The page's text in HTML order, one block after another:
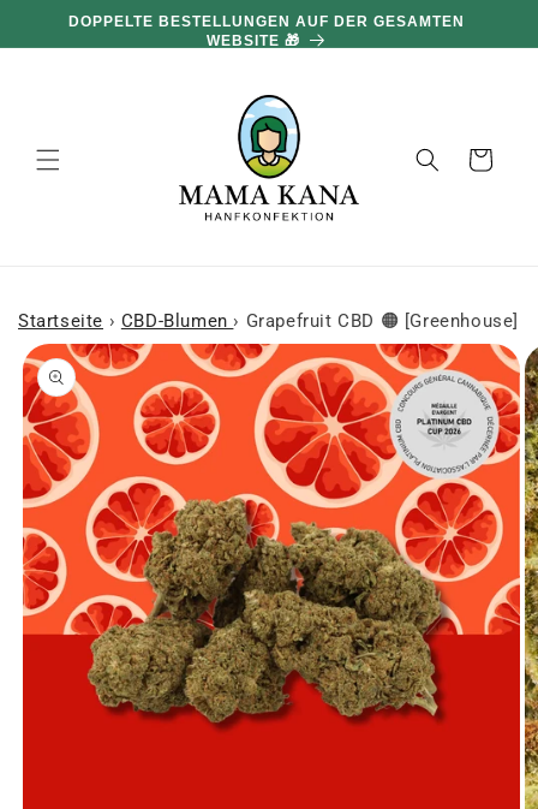
und zumDOPPELTE BESTELLUNGEN AUF DER GESAMTEN
WEBSITE 🎁
Warenkorb
Startseite › CBD-Blumen › Grapefruit CBD 🟠 [Greenhouse]